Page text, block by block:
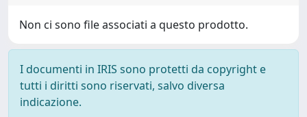
Non ci sono file associati a questo prodotto.
I documenti in IRIS sono protetti da copyright e
tutti i diritti sono riservati, salvo diversa
indicazione.